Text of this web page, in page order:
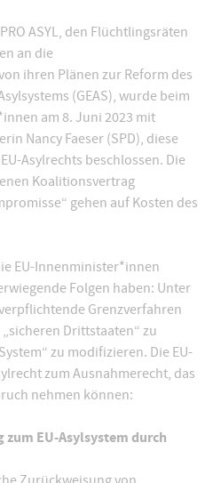
ASYL, den Flüchtlingsräten
an die
ihren Plänen zur Reform des
(GEAS), wurde beim
am 8. Juni 2023 mit
Nancy Faeser (SPD), diese
Asylrechts beschlossen. Die
Koalitionsvertrag
gehen auf Kosten des
EU-Innenminister*innen
Folgen haben: Unter
Grenzverfahren
Drittstaaten“ zu
zu modifizieren. Die EU-
zum Ausnahmerecht, das
nehmen können:
zum EU-Asylsystem durch